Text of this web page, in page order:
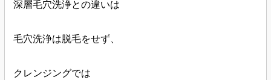
深層毛穴洗浄との違いは
毛穴洗浄は脱毛をせず、
クレンジングでは